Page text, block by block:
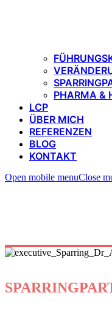
PHARMA &
LCP
ÜBER MICH
REFERENZEN
BLOG
KONTAKT
Open mobile menuClose